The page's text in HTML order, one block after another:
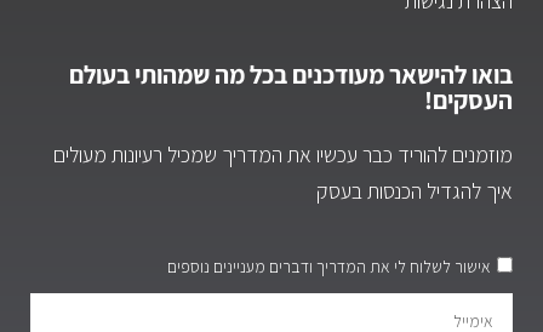
בואו להישאר מעודכנים בכל מה שמהותי בעולם
העסקים!
מוזמנים להוריד כבר עכשיו את המדריך שמכיל רעיונות מעולים
איך להגדיל הכנסות בעסק
אישור לשלוח לי את המדריך ודברים מעניינים נוספים